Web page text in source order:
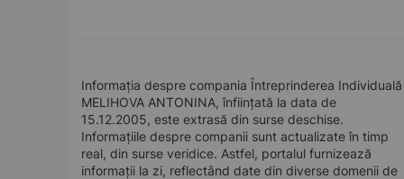
Informația despre compania Întreprinderea Individuală
MELIHOVA ANTONINA, înființată la data de
15.12.2005, este extrasă din surse deschise.
Informațiile despre companii sunt actualizate în timp
real, din surse veridice. Astfel, portalul furnizează
informații la zi, reflectând date din diverse domenii de